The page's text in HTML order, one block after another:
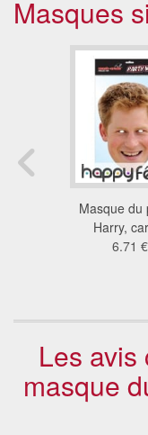
Masques
Masque du
Harry,
6.71 €
Les
masque